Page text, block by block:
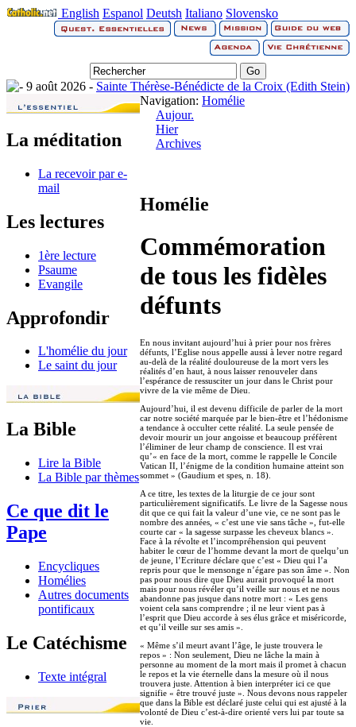
English Espanol Deutsh Italiano Slovensko
9 août 2026 - Sainte Thérèse-Bénédicte de la Croix (Edith Stein)
La méditation
La recevoir par e-
mail
Les lectures
1ère lecture
Psaume
Evangile
Approfondir
L'homélie du jour
Le saint du jour
La Bible
Lire la Bible
La Bible par thèmes
Ce que dit le
Pape
Encycliques
Homélies
Autres documents
pontificaux
Le Catéchisme
Texte intégral
Navigation: Homélie
Aujour.
Hier
Archives
Homélie
Commémoration
de tous les fidèles
défunts
En nous invitant aujourd’hui à prier pour nos frères
défunts, l’Eglise nous appelle aussi à lever notre regard
au-delà de la réalité douloureuse de la mort vers les
réalités d’en haut, à nous laisser renouveler dans
l’espérance de ressusciter un jour dans le Christ pour
vivre de la vie même de Dieu.
Aujourd’hui, il est devenu difficile de parler de la mort
car notre société marquée par le bien-être et l’hédonisme
a tendance à occulter cette réalité. La seule pensée de
devoir mourir un jour angoisse et beaucoup préfèrent
l’éliminer de leur champ de conscience. Il est vrai
qu’« en face de la mort, comme le rappelle le Concile
Vatican II, l’énigme de la condition humaine atteint son
sommet » (Gaudium et spes, n. 18).
A ce titre, les textes de la liturgie de ce jour sont
particulièrement significatifs. Le livre de la Sagesse nous
dit que ce qui fait la valeur d’une vie, ce ne sont pas le
nombre des années, « c’est une vie sans tâche », fut-elle
courte car « la sagesse surpasse les cheveux blancs ».
Face à la révolte et l’incompréhension qui peuvent
habiter le cœur de l’homme devant la mort de quelqu’un
de jeune, l’Ecriture déclare que c’est « Dieu qui l’a
repris pour que le mensonge n’égare pas son âme ». Non
pas pour nous dire que Dieu aurait provoqué la mort
mais pour nous révéler qu’il veille sur nous et ne nous
abandonne pas jusque dans notre mort : « Les gens
voient cela sans comprendre ; il ne leur vient pas à
l’esprit que Dieu accorde à ses élus grâce et miséricorde,
et qu’il veille sur ses amis ».
« Même s’il meurt avant l’âge, le juste trouvera le
repos » : Non seulement, Dieu ne lâche la main à
personne au moment de la mort mais il promet à chacun
le repos et la vie éternelle dans la mesure où il nous
trouvera juste. Attention à bien interpréter ici ce que
signifie « être trouvé juste ». Nous devons nous rappeler
que dans la Bible est déclaré juste celui qui est ajusté à la
volonté de Dieu c’est-à-dire orienté vers lui par toute sa
vie.